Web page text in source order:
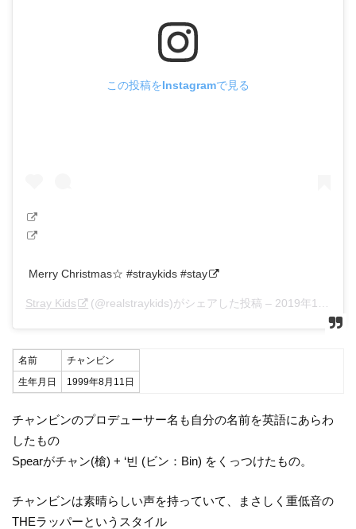
この投稿をInstagramで見る
Merry Christmas☆ #straykids #stay
Stray Kids (@realstraykids)がシェアした投稿 – 2019年12月月24日午後6時31分PST
名前
チャンビン
生年月日
1999年8月11日
チャンビンのプロデューサー名も自分の名前を英語にあらわ
したもの
Spearがチャン(槍) + ‘빈 (ビン：Bin) をくっつけたもの。
チャンビンは素晴らしい声を持っていて、まさしく重低音の
THEラッパーというスタイル